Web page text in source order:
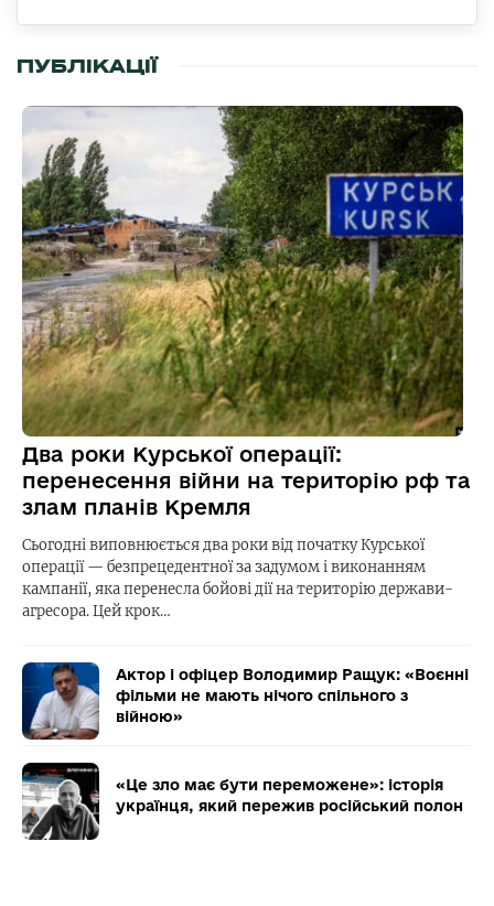
ПУБЛІКАЦІЇ
Два роки Курської операції:
перенесення війни на територію рф та
злам планів Кремля
Сьогодні виповнюється два роки від початку Курської
операції — безпрецедентної за задумом і виконанням
кампанії, яка перенесла бойові дії на територію держави-
агресора. Цей крок…
Актор і офіцер Володимир Ращук: «Воєнні
фільми не мають нічого спільного з
війною»
«Це зло має бути переможене»: історія
українця, який пережив російський полон